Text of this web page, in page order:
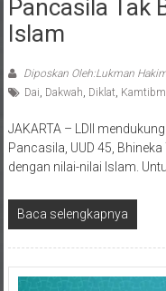
Islam
Dai,Dakwah,Diklat,
Pancasila, UUD 45,
dengan nilai-nilai Islam.